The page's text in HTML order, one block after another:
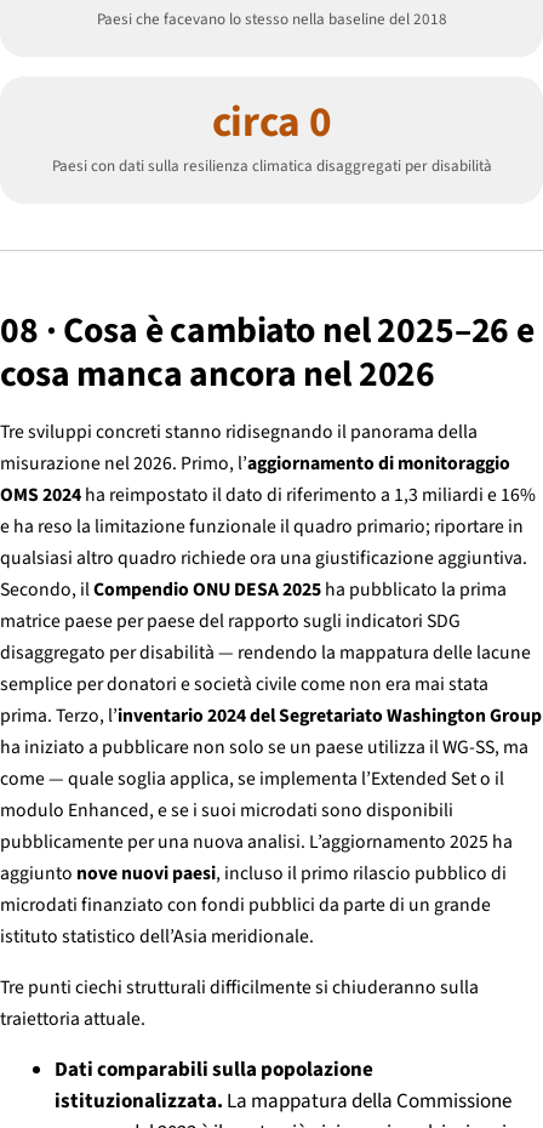
Paesi che facevano lo stesso nella baseline del 2018
circa 0
Paesi con dati sulla resilienza climatica disaggregati per disabilità
08 · Cosa è cambiato nel 2025–26 e
cosa manca ancora nel 2026
Tre sviluppi concreti stanno ridisegnando il panorama della
misurazione nel 2026. Primo, l’aggiornamento di monitoraggio
OMS 2024ha reimpostato il dato di riferimento a 1,3 miliardi e 16%
e ha reso la limitazione funzionale il quadro primario; riportare in
qualsiasi altro quadro richiede ora una giustificazione aggiuntiva.
Secondo, ilCompendio ONU DESA 2025ha pubblicato la prima
matrice paese per paese del rapporto sugli indicatori SDG
disaggregato per disabilità — rendendo la mappatura delle lacune
semplice per donatori e società civile come non era mai stata
prima. Terzo, l’inventario 2024 del Segretariato Washington Group
ha iniziato a pubblicare non solo se un paese utilizza il WG-SS, ma
come — quale soglia applica, se implementa l’Extended Set o il
modulo Enhanced, e se i suoi microdati sono disponibili
pubblicamente per una nuova analisi. L’aggiornamento 2025 ha
aggiunto nove nuovi paesi, incluso il primo rilascio pubblico di
microdati finanziato con fondi pubblici da parte di un grande
istituto statistico dell’Asia meridionale.
Tre punti ciechi strutturali difficilmente si chiuderanno sulla
traiettoria attuale.
Dati comparabili sulla popolazione
istituzionalizzata. La mappatura della Commissione